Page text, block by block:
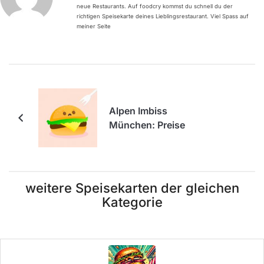
neue Restaurants. Auf foodcry kommst du schnell du der
richtigen Speisekarte deines Lieblingsrestaurant. Viel Spass auf
meiner Seite
Alpen Imbiss
München: Preise
weitere Speisekarten der gleichen
Kategorie